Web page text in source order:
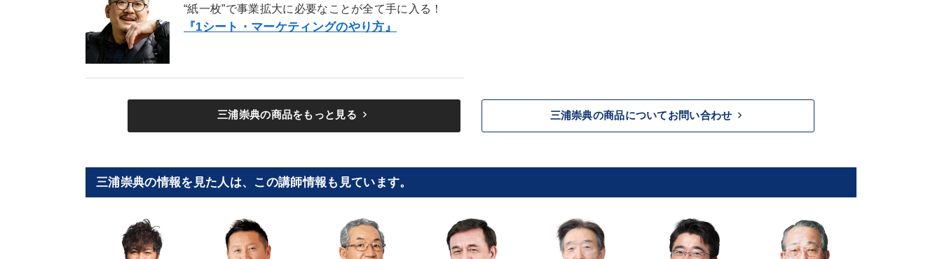
“紙一枚”で事業拡大に必要なことが全て手に入る！
『1シート・マーケティングのやり方』
三浦崇典の商品をもっと見る keyboard_arrow_right 三浦崇典の商品についてお問い合わせ keyboard_arrow_right
三浦崇典の情報を見た人は、この講師情報も見ています。